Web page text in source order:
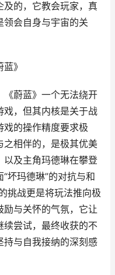
及的，它教会玩家，真
领会自身与宇宙的关
》
《蔚蓝》一个无法绕开
戏，但其内核是关于战
戏的操作精度要求极
之相伴的，是极其优美
以及主角玛德琳在攀登
坏玛德琳”的对抗与和
挑战更是将玩法推向极
励与关怀的气氛，它让
尝试，最终收获的不
持与自我接纳的深刻感